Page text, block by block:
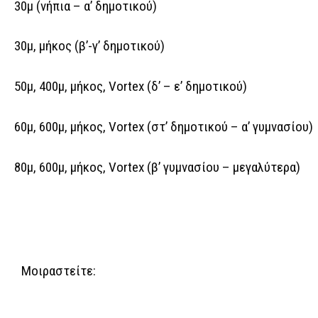
30μ (νήπια – α’ δημοτικού)
30μ, μήκος (β’-γ’ δημοτικού)
50μ, 400μ, μήκος, Vortex (δ’ – ε’ δημοτικού)
60μ, 600μ, μήκος, Vortex (στ’ δημοτικού – α’ γυμνασίου)
80μ, 600μ, μήκος, Vortex (β’ γυμνασίου – μεγαλύτερα)
Μοιραστείτε: